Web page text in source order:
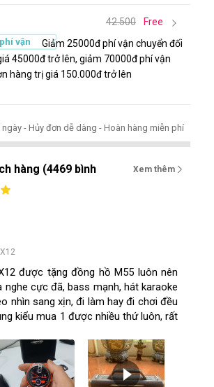
phí vận chuyển đối
45000đ trở lên, giảm 70000đ phí vận
hàng trị giá 150.000đ trở lên
- Hủy đơn dễ dàng - Hoàn hàng miễn phí
42.500 Free
vận
hàng (4469 bình
Xem thêm
được tặng đồng hồ M55 luôn nên
nghe cực đã, bass mạnh, hát karaoke
nhìn sang xịn, đi làm hay đi chơi đều
kiểu mua 1 được nhiều thứ luôn, rất